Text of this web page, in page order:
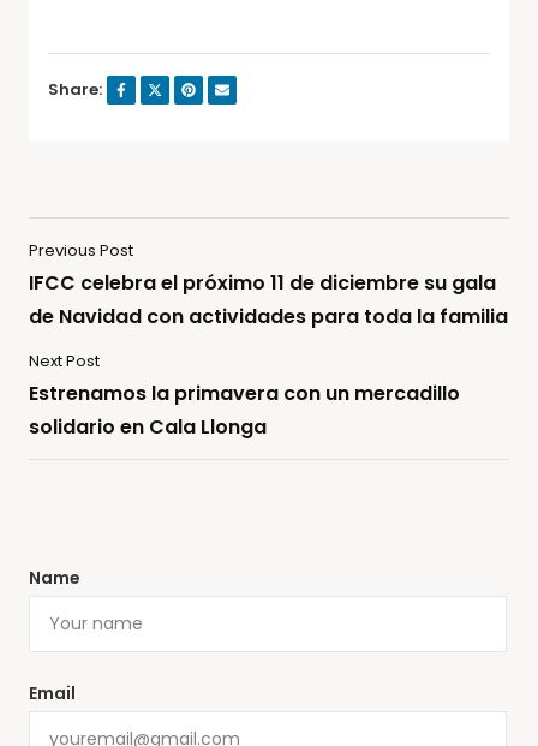
Share:
Previous Post
IFCC celebra el próximo 11 de diciembre su gala
de Navidad con actividades para toda la familia
Next Post
Estrenamos la primavera con un mercadillo
solidario en Cala Llonga
Name
Email